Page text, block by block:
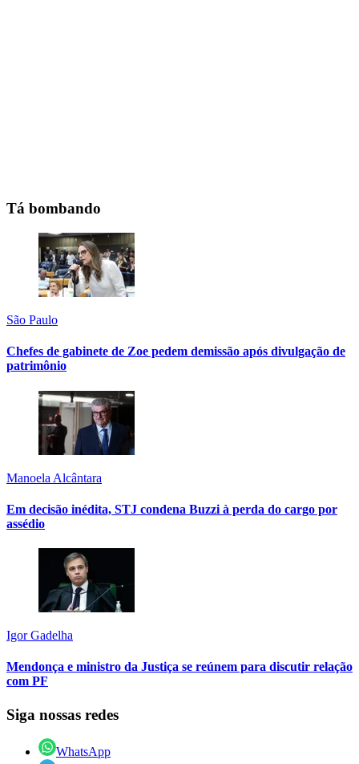
Tá bombando
São Paulo
Chefes de gabinete de Zoe pedem demissão após divulgação de
patrimônio
Manoela Alcântara
Em decisão inédita, STJ condena Buzzi à perda do cargo por
assédio
Igor Gadelha
Mendonça e ministro da Justiça se reúnem para discutir relação
com PF
Siga nossas redes
WhatsApp